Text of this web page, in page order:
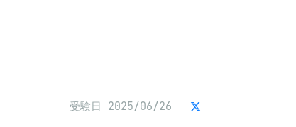
受験日 2025/06/26